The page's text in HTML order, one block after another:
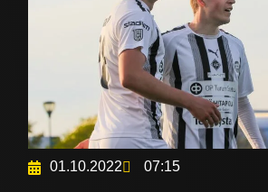
01.10.2022 07:15